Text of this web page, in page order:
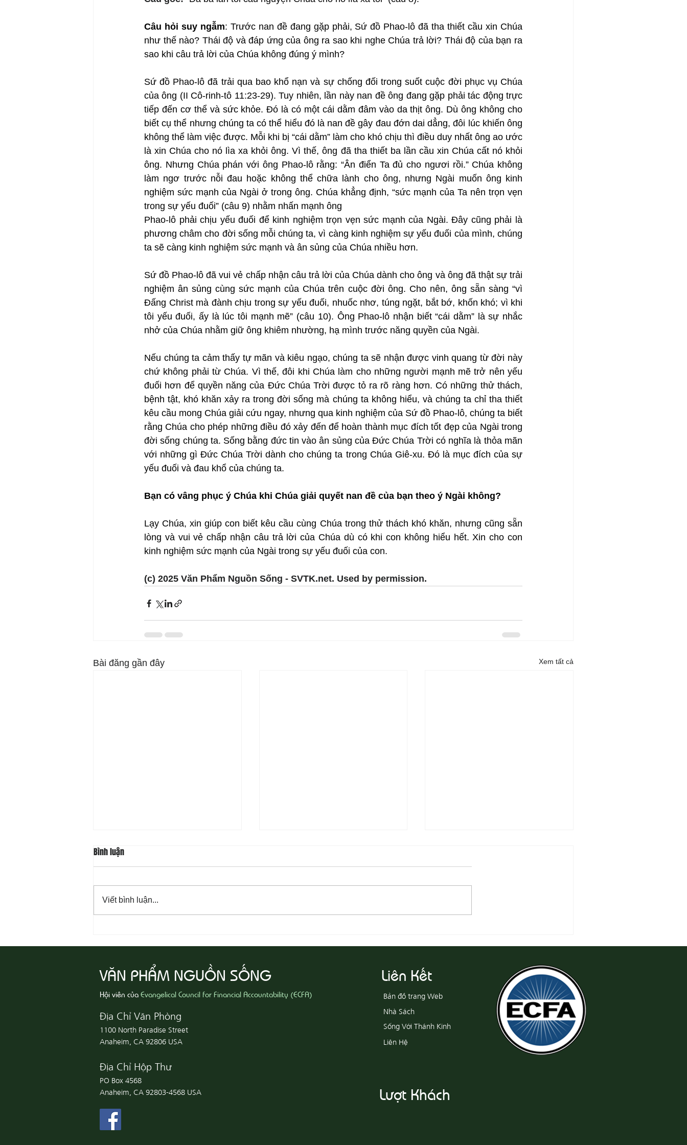
Câu hỏi suy ngẫm: Trước nan đề đang gặp phải, Sứ đồ Phao-lô đã tha thiết cầu xin Chúa
như thế nào? Thái độ và đáp ứng của ông ra sao khi nghe Chúa trả lời? Thái độ của bạn ra
sao khi câu trả lời của Chúa không đúng ý mình?
Sứ đồ Phao-lô đã trải qua bao khổ nạn và sự chống đối trong suốt cuộc đời phục vụ Chúa
của ông (II Cô-rinh-tô 11:23-29). Tuy nhiên, lần này nan đề ông đang gặp phải tác động trực
tiếp đến cơ thể và sức khỏe. Đó là có một cái dằm đâm vào da thịt ông. Dù ông không cho
biết cụ thể nhưng chúng ta có thể hiểu đó là nan đề gây đau đớn dai dẳng, đôi lúc khiến ông
không thể làm việc được. Mỗi khi bị “cái dằm” làm cho khó chịu thì điều duy nhất ông ao ước
là xin Chúa cho nó lìa xa khỏi ông. Vì thế, ông đã tha thiết ba lần cầu xin Chúa cất nó khỏi
ông. Nhưng Chúa phán với ông Phao-lô rằng: “Ân điển Ta đủ cho ngươi rồi.” Chúa không
làm ngơ trước nỗi đau hoặc không thể chữa lành cho ông, nhưng Ngài muốn ông kinh
nghiệm sức mạnh của Ngài ở trong ông. Chúa khẳng định, “sức mạnh của Ta nên trọn vẹn
trong sự yếu đuối” (câu 9) nhằm nhấn mạnh ông
Phao-lô phải chịu yếu đuối để kinh nghiệm trọn vẹn sức mạnh của Ngài. Đây cũng phải là
phương châm cho đời sống mỗi chúng ta, vì càng kinh nghiệm sự yếu đuối của mình, chúng
ta sẽ càng kinh nghiệm sức mạnh và ân sủng của Chúa nhiều hơn.
Sứ đồ Phao-lô đã vui vẻ chấp nhận câu trả lời của Chúa dành cho ông và ông đã thật sự trải
nghiệm ân sủng cùng sức mạnh của Chúa trên cuộc đời ông. Cho nên, ông sẵn sàng “vì
Đấng Christ mà đành chịu trong sự yếu đuối, nhuốc nhơ, túng ngặt, bắt bớ, khốn khó; vì khi
tôi yếu đuối, ấy là lúc tôi mạnh mẽ” (câu 10). Ông Phao-lô nhận biết “cái dằm” là sự nhắc
nhở của Chúa nhằm giữ ông khiêm nhường, hạ mình trước năng quyền của Ngài.
Nếu chúng ta cảm thấy tự mãn và kiêu ngạo, chúng ta sẽ nhận được vinh quang từ đời này
chứ không phải từ Chúa. Vì thế, đôi khi Chúa làm cho những người mạnh mẽ trở nên yếu
đuối hơn để quyền năng của Đức Chúa Trời được tỏ ra rõ ràng hơn. Có những thử thách,
bệnh tật, khó khăn xảy ra trong đời sống mà chúng ta không hiểu, và chúng ta chỉ tha thiết
kêu cầu mong Chúa giải cứu ngay, nhưng qua kinh nghiệm của Sứ đồ Phao-lô, chúng ta biết
rằng Chúa cho phép những điều đó xảy đến để hoàn thành mục đích tốt đẹp của Ngài trong
đời sống chúng ta. Sống bằng đức tin vào ân sủng của Đức Chúa Trời có nghĩa là thỏa mãn
với những gì Đức Chúa Trời dành cho chúng ta trong Chúa Giê-xu. Đó là mục đích của sự
yếu đuối và đau khổ của chúng ta.
Bạn có vâng phục ý Chúa khi Chúa giải quyết nan đề của bạn theo ý Ngài không?
Lạy Chúa, xin giúp con biết kêu cầu cùng Chúa trong thử thách khó khăn, nhưng cũng sẵn
lòng và vui vẻ chấp nhận câu trả lời của Chúa dù có khi con không hiểu hết. Xin cho con
kinh nghiệm sức mạnh của Ngài trong sự yếu đuối của con.
(c) 2025 Văn Phẩm Nguồn Sống - SVTK.net. Used by permission.
Bài đăng gần đây Xem tất cả
08-07 Nhân Từ Và Chân Thật
Khổ
Bình luận
Viết bình luận...
VĂN PHẨM NGUỒN SỐNG
Hội viên củaEvangelical Council for Financial Accountability (ECFA)
Địa Chỉ Văn Phòng
1100 North Paradise Street
Anaheim, CA 92806 USA
Địa Chỉ Hộp Thư
PO Box 4568
Anaheim, CA 92803-4568 USA
Liên Kết
Bản đồ trang Web
Nhà Sách
Sống Với Thánh Kinh
Liên Hệ
Lượt Khách